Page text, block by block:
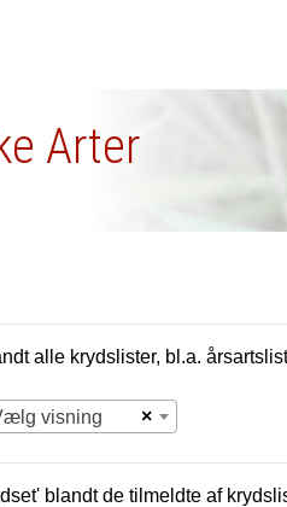
Arter
alle krydslister, bl.a.
×
visning
blandt de tilmeldte af